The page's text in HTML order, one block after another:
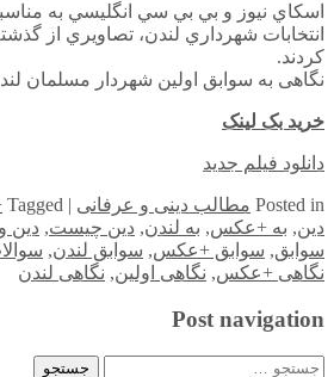
اسكاي نيوز و بي بي سي انگليسي به
انتخابات شهرداري لندن، تصاويري از
كردند.
نگاهی به سوابق اولین شهردار مسلمان
خرید بک لینک
دانلود فیلم جدید
Posted in مطالب دینی و عرفانی |
Tagged
دین, به +عکس, به لندن, دین چیست, دین
سوابق, سوابق +عکس, سوابق لندن,
نگاهی +عکس, نگاهی اولین, نگاهی لندن
Post navigation
جستجو